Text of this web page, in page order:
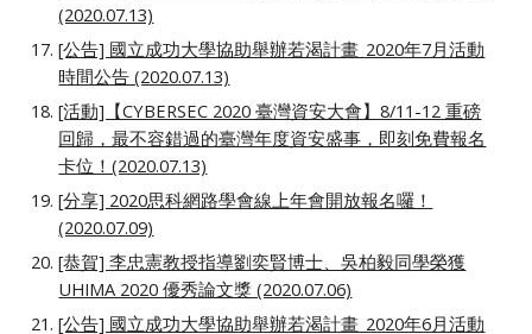
(2020.07.13)
[公告] 國立成功大學協助舉辦若渴計畫_2020年7月活動
時間公告 (2020.07.13)
[活動]【CYBERSEC 2020 臺灣資安大會】8/11-12 重磅
回歸，最不容錯過的臺灣年度資安盛事，即刻免費報名
卡位！(2020.07.13)
[分享] 2020思科網路學會線上年會開放報名囉！
(2020.07.09)
[恭賀] 李忠憲教授指導劉奕賢博士、吳柏毅同學榮獲
UHIMA 2020 優秀論文獎 (2020.07.06)
[公告] 國立成功大學協助舉辦若渴計畫_2020年6月活動